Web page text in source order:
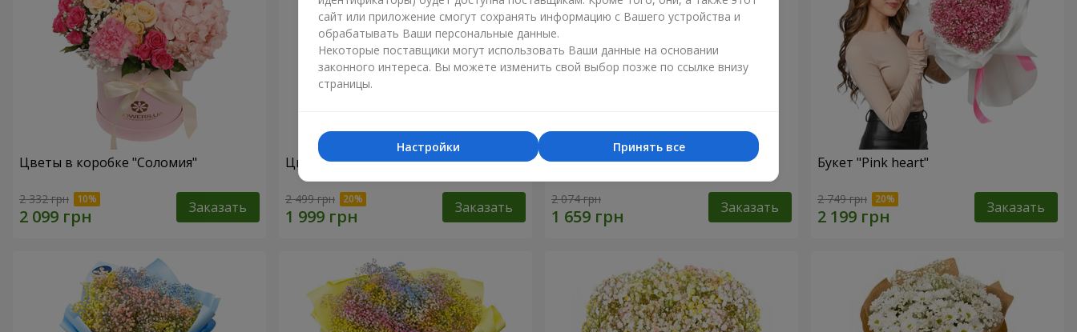
Цветы в коробке "Соломия"
2 332 грн Заказать
Цветы в коробке "Помпадур"
2 499 грн Заказать
Корзина "Ангелочек"
2 074 грн Заказать
Букет "Pink heart"
2 749 грн Заказать
сайт или приложение смогут сохранять информацию с Вашего устройства и
обрабатывать Ваши персональные данные.
Некоторые поставщики могут использовать Ваши данные на основании
законного интереса. Вы можете изменить свой выбор позже по ссылке внизу
страницы.
Принять все
Настройки